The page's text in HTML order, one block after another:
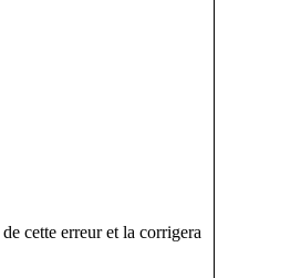
cette erreur et la corrigera